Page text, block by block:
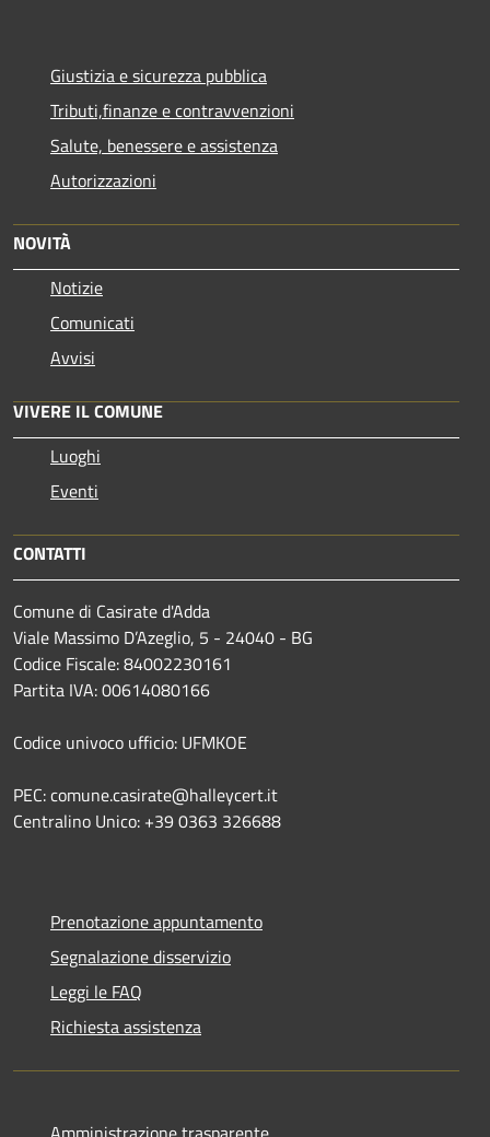
Giustizia e sicurezza pubblica
Tributi,finanze e contravvenzioni
Salute, benessere e assistenza
Autorizzazioni
NOVITÀ
Notizie
Comunicati
Avvisi
VIVERE IL COMUNE
Luoghi
Eventi
CONTATTI
Comune di Casirate d'Adda
Viale Massimo D’Azeglio, 5 - 24040 - BG
Codice Fiscale: 84002230161
Partita IVA: 00614080166
Codice univoco ufficio: UFMKOE
PEC: comune.casirate@halleycert.it
Centralino Unico: +39 0363 326688
Prenotazione appuntamento
Segnalazione disservizio
Leggi le FAQ
Richiesta assistenza